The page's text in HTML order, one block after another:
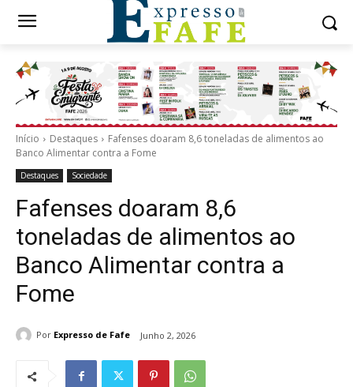
Início Destaques
Fafenses doaram 8,6 toneladas de alimentos ao
Banco Alimentar contra a Fome
Destaques Sociedade
Fafenses doaram 8,6
toneladas de alimentos ao
Banco Alimentar contra a
Fome
Por Expresso de Fafe Junho 2, 2026